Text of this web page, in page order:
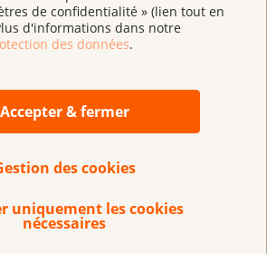
de confidentialité » (lien tout en
d'informations dans notre
des données.
Accepter & fermer
des cookies
uniquement les cookies
nécessaires
le diagnostic est-
le traitement est-
?